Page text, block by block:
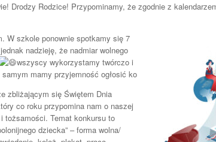
Drodzy Rodzice! Przypominamy, że zgodnie z
W szkole ponownie spotkamy się 7
nadzieję, że nadmiar wolnego
wszyscy wykorzystamy twórczo i
samym mamy przyjemność ogłosić ko
zbliżającym się Świętem Dnia
co roku przypomina nam o naszej
tożsamości. Temat konkursu to
dziecka” – forma wolna/